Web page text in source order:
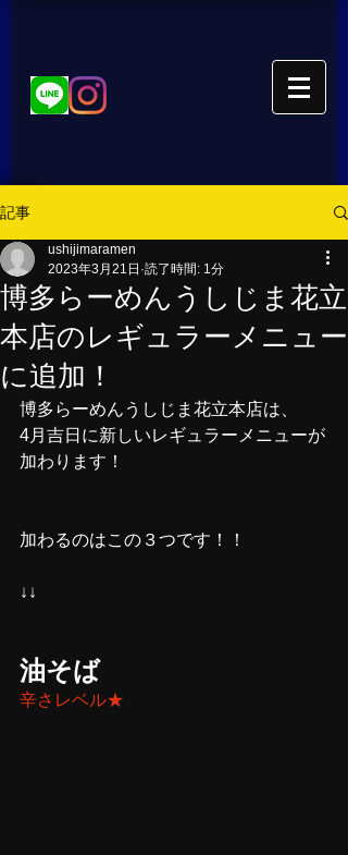
記事
博多らーめんうしじま花立
本店のレギュラーメニュー
に追加！
ushijimaramen
2023年3月21日 読了時間: 1分
博多らーめんうしじま花立本店は、
4月吉日に新しいレギュラーメニューが
加わります！
加わるのはこの３つです！！
↓↓
油そば
辛さレベル★